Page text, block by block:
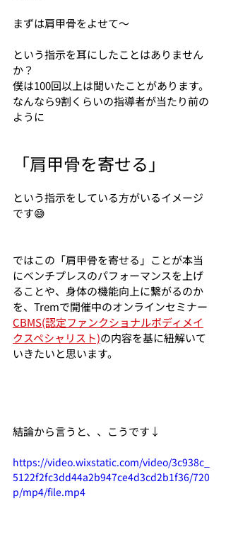
まずは肩甲骨をよせて〜
という指示を耳にしたことはありません
か？
僕は100回以上は聞いたことがあります。
なんなら9割くらいの指導者が当たり前の
ように
「肩甲骨を寄せる」
という指示をしている方がいるイメージ
です😅
ではこの「肩甲骨を寄せる」ことが本当
にベンチプレスのパフォーマンスを上げ
ることや、身体の機能向上に繋がるのか
を、Tremで開催中のオンラインセミナー
CBMS(認定ファンクショナルボディメイ
クスペシャリスト)の内容を基に紐解いて
いきたいと思います。
結論から言うと、、こうです↓
https://video.wixstatic.com/video/3c938c_
5122f2fc3dd44a2b947ce4d3cd2b1f36/720
p/mp4/file.mp4